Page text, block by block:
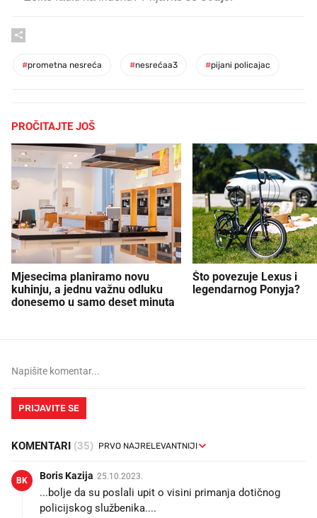
#prometna nesreća #nesrećaa3 #pijani policajac
PROČITAJTE JOŠ
Mjesecima planiramo novu
kuhinju, a jednu važnu odluku
donesemo u samo deset minuta
Što povezuje Lexus i
legendarnog Ponyja?
PRIJAVITE SE
KOMENTARI (35)
BK Boris Kazija 25.10.2023.
...bolje da su poslali upit o visini primanja dotičnog
policijskog službenika....